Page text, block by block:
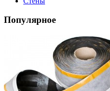
Популярное